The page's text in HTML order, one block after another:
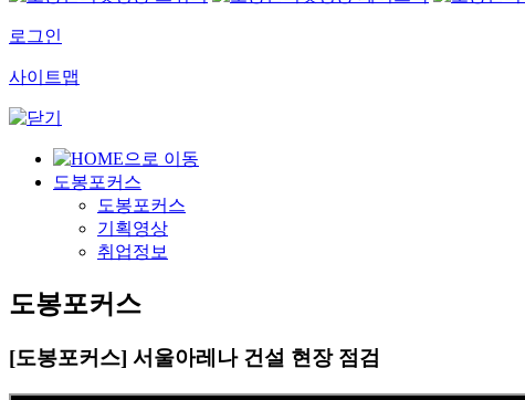
로그인
사이트맵
도봉포커스
도봉포커스
기획영상
취업정보
도봉포커스
[도봉포커스] 서울아레나 건설 현장 점검